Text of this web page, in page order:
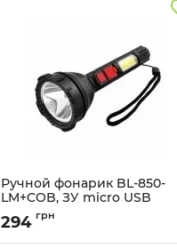
Ручной фонарик BL-850-
LM+COB, ЗУ micro USB
Артикул:BL-850-LM
294 грн